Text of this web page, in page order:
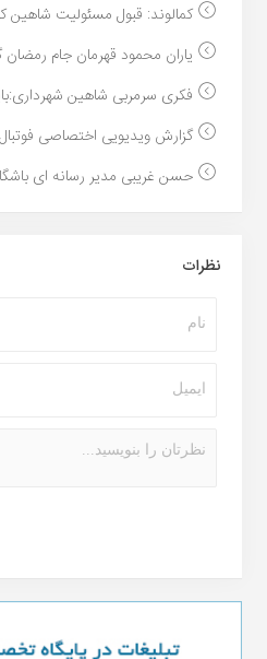
کمالوند: قبول مسئولیت شاهین
یاران محمود قهرمان جام رمضان
فکری سرمربی شاهین
گزارش ویدیویی اختصاصی
حسن غریبی مدیر رسانه ای
نظرات